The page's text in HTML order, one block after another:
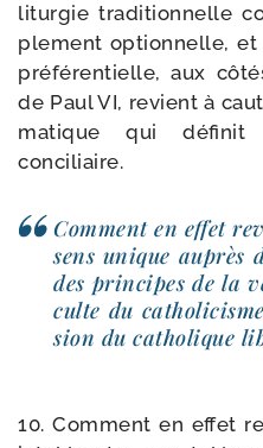
litur­gie tra­di­tion­nelle
ple­ment option­nelle,
pré­fé­ren­tielle, aux
de Paul VI, revient à
ma­tique qui défi­nit
conciliaire.
Comment en effet
sens unique auprès
des prin­cipes de la
culte du
sion du catho­lique
10. Comment en effet